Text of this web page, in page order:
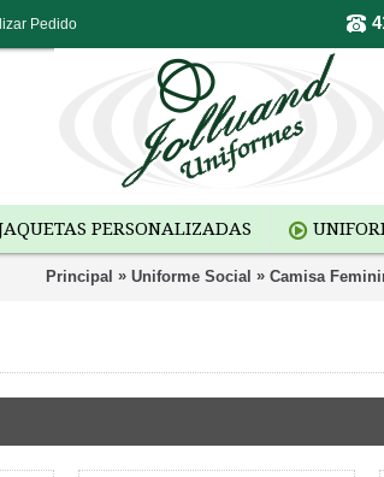
Pedido
PERSONALIZADAS
Principal » Uniforme Social » Camisa